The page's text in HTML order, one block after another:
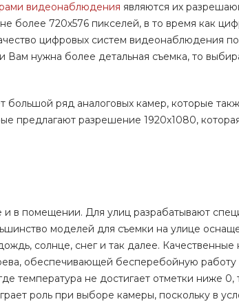
видеонаблюдения являются их
более 720х576 пикселей, в то время как
цифровых систем видеонаблюдения
нужна более детальная съемка, то
большой ряд аналоговых камер, которые
предлагают разрешение 1920х1080, которая
в помещении. Для улиц разрабатывают
моделей для съемки на улице
солнце, снег и так далее.
обеспечивающей бесперебойную работу
температура не достигает отметки ниже
роль при выборе камеры, поскольку в